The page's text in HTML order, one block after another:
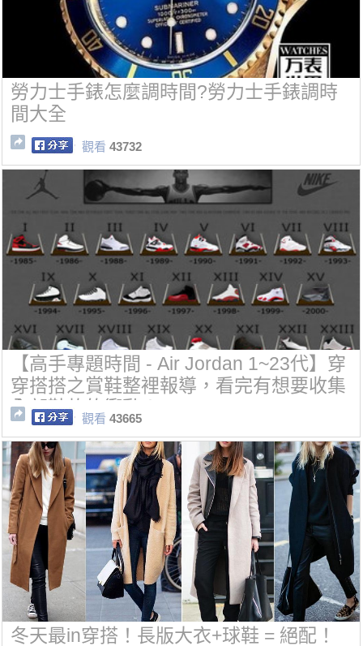
勞力士手錶怎麼調時間?勞力士手錶調時
間大全
觀看 43732
【高手專題時間 - Air Jordan 1~23代】穿
穿搭搭之賞鞋整裡報導，看完有想要收集
全部鞋款的衝動！
觀看 43665
冬天最in穿搭！長版大衣+球鞋 = 絕配！